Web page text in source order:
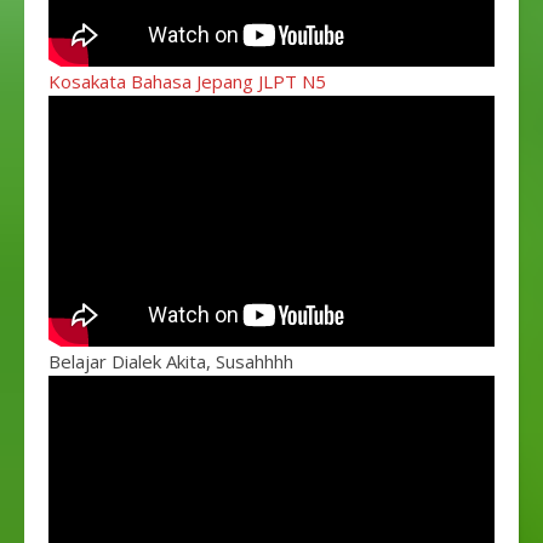
Kosakata Bahasa Jepang JLPT N5
Belajar Dialek Akita, Susahhhh